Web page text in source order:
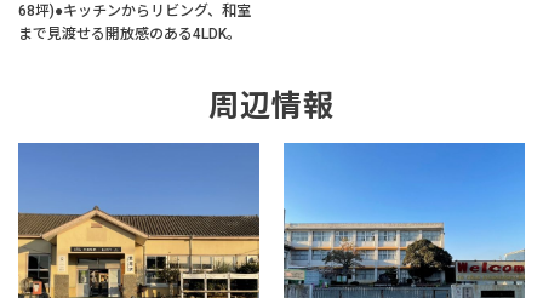
68坪)●キッチンからリビング、和室
まで見渡せる開放感のある4LDK。
周辺情報